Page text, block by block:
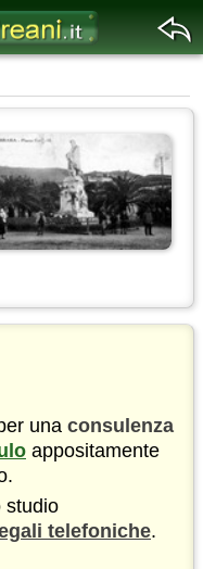
una consulenza
appositamente
studio
telefoniche.